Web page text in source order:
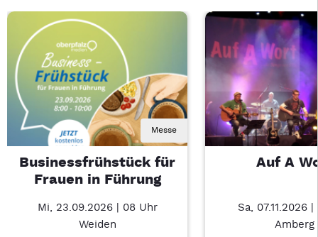
Messe
Businessfrühstück für
Frauen in Führung
Mi, 23.09.2026 | 08 Uhr
Weiden
Auf A
Sa, 07.11.2026
Amberg